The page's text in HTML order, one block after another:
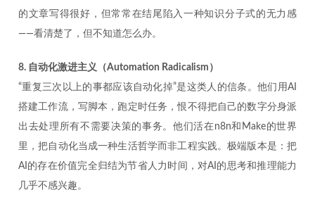
的文章写得很好，但常常在结尾陷入一种知识分子式的无力感
——看清楚了，但不知道怎么办。
8. 自动化激进主义（Automation Radicalism）
“重复三次以上的事都应该自动化掉”是这类人的信条。他们用AI
搭建工作流，写脚本，跑定时任务，恨不得把自己的数字分身派
出去处理所有不需要决策的事务。他们活在n8n和Make的世界
里，把自动化当成一种生活哲学而非工程实践。极端版本是：把
AI的存在价值完全归结为节省人力时间，对AI的思考和推理能力
几乎不感兴趣。